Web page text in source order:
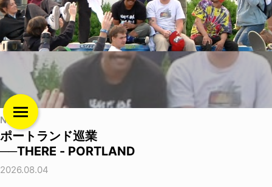
NEWS
ポートランド巡業
──THERE - PORTLAND
2026.08.04